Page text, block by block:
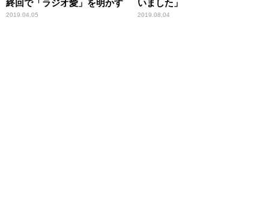
終回で「ラジオ愛」を明かす
2019.04.05
いました」
2019.08.04